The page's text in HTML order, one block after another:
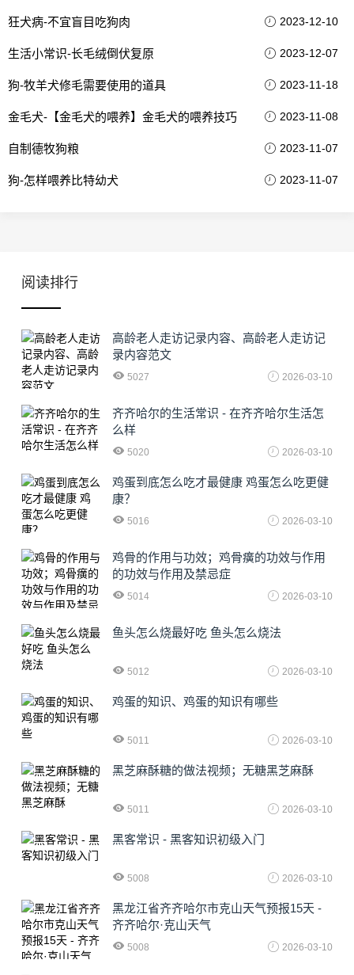
狂犬病-不宜盲目吃狗肉 2023-12-10
生活小常识-长毛绒倒伏复原 2023-12-07
狗-牧羊犬修毛需要使用的道具 2023-11-18
金毛犬-【金毛犬的喂养】金毛犬的喂养技巧 2023-11-08
自制德牧狗粮 2023-11-07
狗-怎样喂养比特幼犬 2023-11-07
阅读排行
高龄老人走访记录内容、高龄老人走访记
录内容范文
5027 2026-03-10
齐齐哈尔的生活常识 - 在齐齐哈尔生活怎
么样
5020 2026-03-10
鸡蛋到底怎么吃才最健康 鸡蛋怎么吃更健
康？
5016 2026-03-10
鸡骨的作用与功效；鸡骨癀的功效与作用
的功效与作用及禁忌症
5014 2026-03-10
鱼头怎么烧最好吃 鱼头怎么烧法
5012 2026-03-10
鸡蛋的知识、鸡蛋的知识有哪些
5011 2026-03-10
黑芝麻酥糖的做法视频；无糖黑芝麻酥
5011 2026-03-10
黑客常识 - 黑客知识初级入门
5008 2026-03-10
黑龙江省齐齐哈尔市克山天气预报15天 -
齐齐哈尔·克山天气
5008 2026-03-10